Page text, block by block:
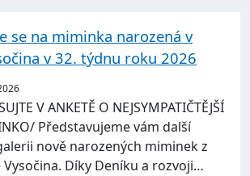
se na miminka narozená v
v 32. týdnu roku 2026
V ANKETĚ O NEJSYMPATIČTĚJŠÍ
Představujeme vám další
nově narozených miminek z
Vysočina. Díky Deníku a rozvoji…